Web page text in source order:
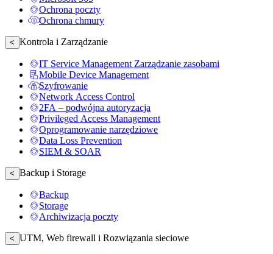
Ochrona poczty
Ochrona chmury
< Kontrola i Zarządzanie
IT Service Management Zarządzanie zasobami
Mobile Device Management
Szyfrowanie
Network Access Control
2FA – podwójna autoryzacja
Privileged Access Management
Oprogramowanie narzędziowe
Data Loss Prevention
SIEM & SOAR
< Backup i Storage
Backup
Storage
Archiwizacja poczty
< UTM, Web firewall i Rozwiązania sieciowe